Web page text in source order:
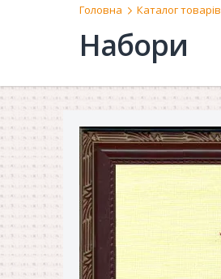
Головна Каталог товарів
Набори